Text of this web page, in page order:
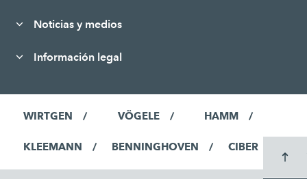
Noticias y medios
Información legal
WIRTGEN VÖGELE HAMM
KLEEMANN BENNINGHOVEN CIBER